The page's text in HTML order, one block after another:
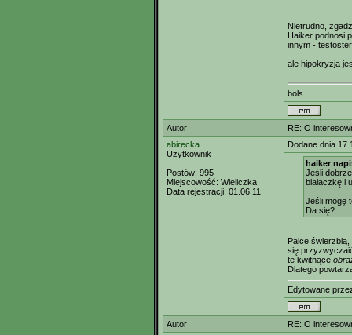
Nietrudno,
Haiker podnosi
innym -
ale hipokryzja
bols
Autor
RE: O
abirecka
Użytkownik
Postów: 995
Miejscowość: Wieliczka
Data rejestracji: 01.06.11
Dodane dnia
haiker
Jeśli
białaczkę i
Jeśli mogę
Da się?
Palce
się
te kwitnące
Dlatego
Edytowane
Autor
RE: O